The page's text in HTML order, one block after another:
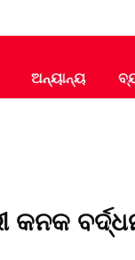
ଅନ୍ୟାନ୍ୟ